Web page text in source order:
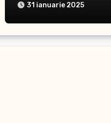
31 ianuarie 2025